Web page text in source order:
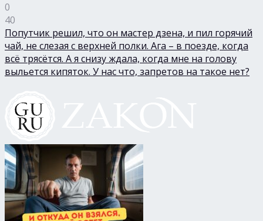
0
40
Попутчик решил, что он мастер дзена, и пил горячий
чай, не слезая с верхней полки. Ага – в поезде, когда
всё трясётся. А я снизу ждала, когда мне на голову
выльется кипяток. У нас что, запретов на такое нет?